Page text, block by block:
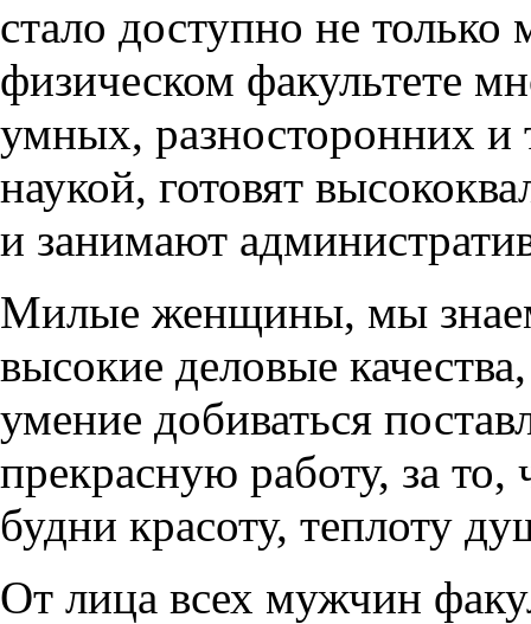
стало доступно не
физическом факультете
умных, разносторонних и
наукой, готовят
и занимают
Милые женщины, мы
высокие деловые
умение добиваться
прекрасную работу, за
будни красоту, теплоту
От лица всех мужчин